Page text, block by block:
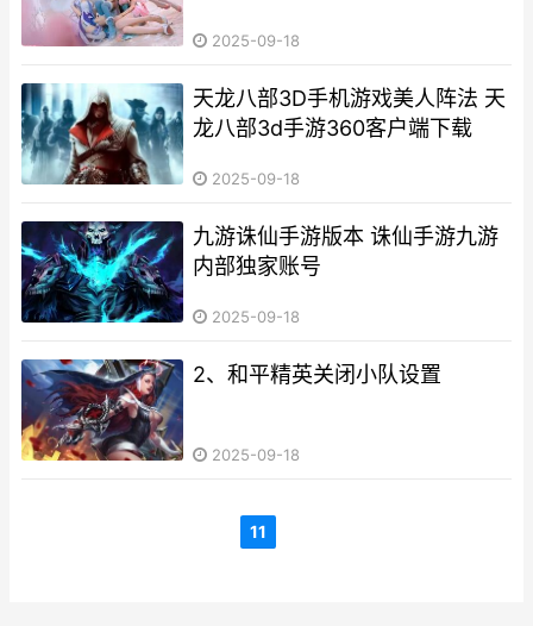
2025-09-18
天龙八部3D手机游戏美人阵法 天
龙八部3d手游360客户端下载
2025-09-18
九游诛仙手游版本 诛仙手游九游
内部独家账号
2025-09-18
2、和平精英关闭小队设置
2025-09-18
11